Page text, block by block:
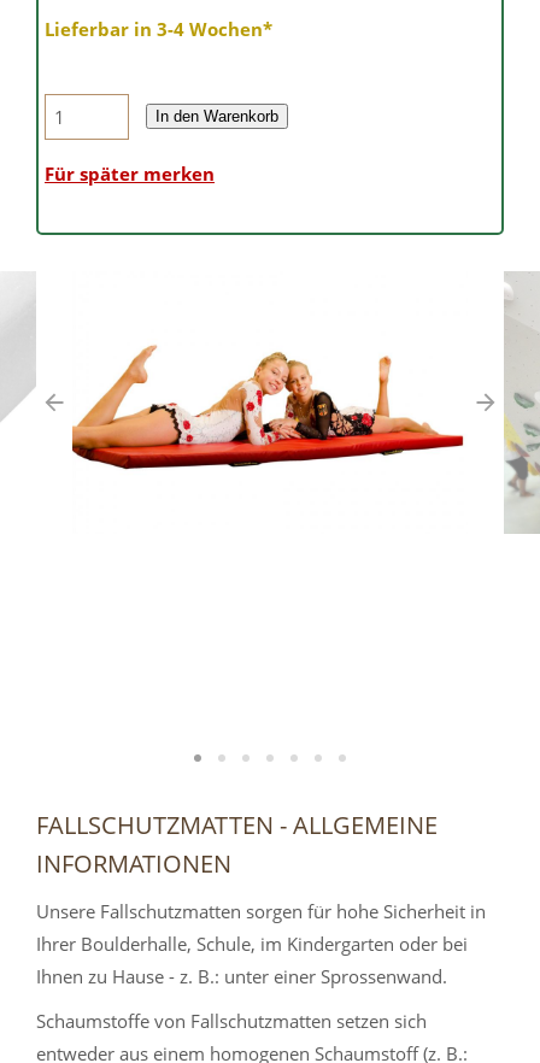
Lieferbar in 3-4 Wochen*
In den Warenkorb
Für später merken
FALLSCHUTZMATTEN - ALLGEMEINE
INFORMATIONEN
Unsere Fallschutzmatten sorgen für hohe Sicherheit in
Ihrer Boulderhalle, Schule, im Kindergarten oder bei
Ihnen zu Hause - z. B.: unter einer Sprossenwand.
Schaumstoffe von Fallschutzmatten setzen sich
entweder aus einem homogenen Schaumstoff (z. B.: